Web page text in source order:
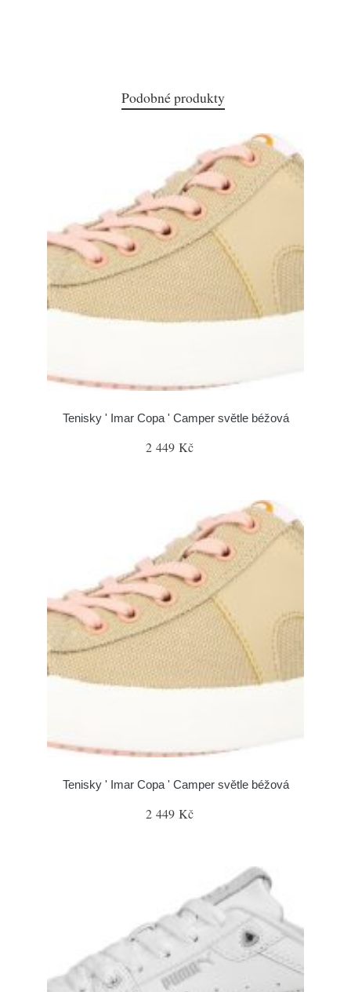
Podobné produkty
Tenisky ' Imar Copa ' Camper světle béžová
2 449 Kč
Tenisky ' Imar Copa ' Camper světle béžová
2 449 Kč